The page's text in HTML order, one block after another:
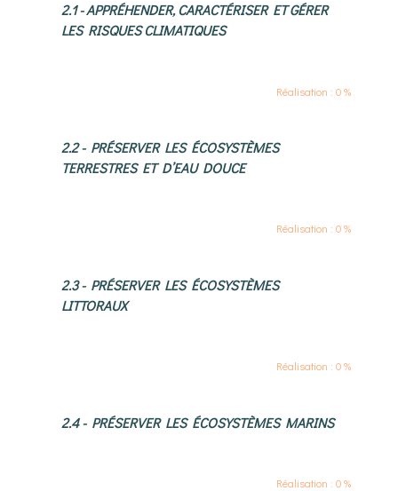
2.1 - APPRÉHENDER, CARACTÉRISER ET GÉRER
LES RISQUES CLIMATIQUES
Réalisation : 0 %
2.2 - PRÉSERVER LES ÉCOSYSTÈMES
TERRESTRES ET D’EAU DOUCE
Réalisation : 0 %
2.3 - PRÉSERVER LES ÉCOSYSTÈMES
LITTORAUX
Réalisation : 0 %
2.4 - PRÉSERVER LES ÉCOSYSTÈMES MARINS
Réalisation : 0 %